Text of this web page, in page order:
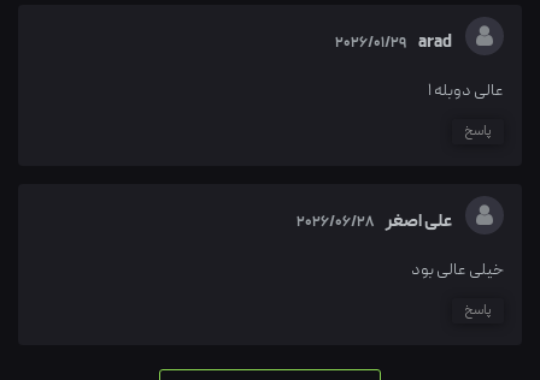
arad
2026/01/29
عالی دوبله 1
پاسخ
علی اصغر 2026/06/28
خیلی عالی بود
پاسخ